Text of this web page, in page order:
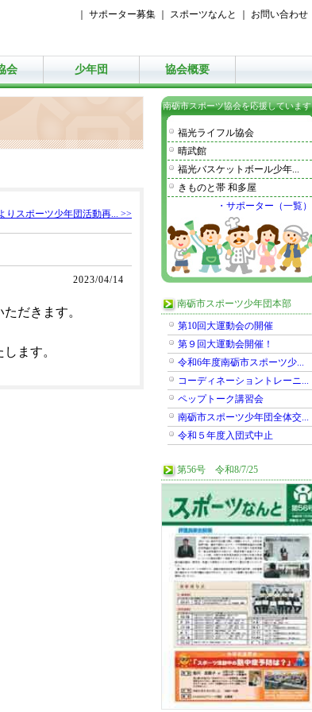
サポーター募集 スポーツなんと お問い合わせ
会 少年団 協会概要
りスポーツ少年団活動再... >>
2023/04/14
だきます。
ます。
南砺市スポーツ協会を応援しています
福光ライフル協会
晴武館
福光バスケットボール少年...
きものと帯 和多屋
・サポーター（一覧）
南砺市スポーツ少年団本部
第10回大運動会の開催
第９回大運動会開催！
令和6年度南砺市スポーツ少...
コーディネーショントレーニ...
ペップトーク講習会
南砺市スポーツ少年団全体交...
令和５年度入団式中止
第56号 令和8/7/25